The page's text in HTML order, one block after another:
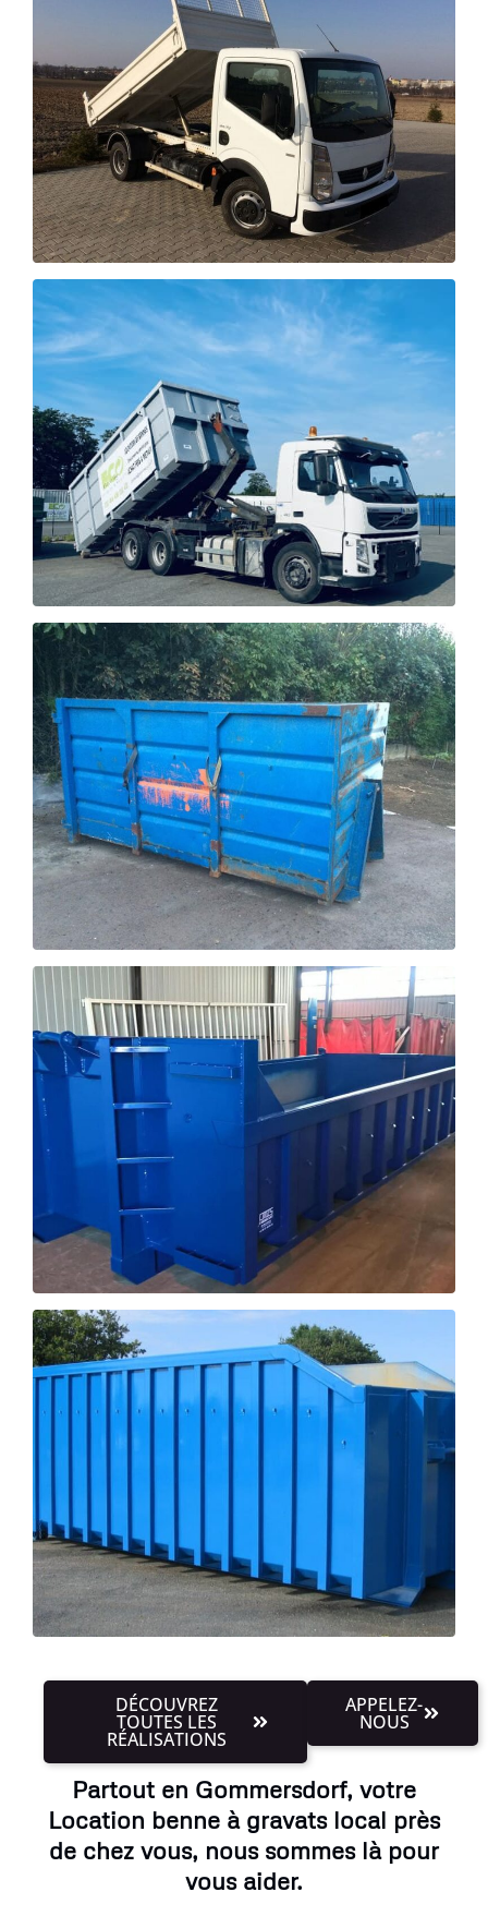
DÉCOUVREZ
TOUTES LES
RÉALISATIONS
APPELEZ-
NOUS
Partout en Gommersdorf, votre
Location benne à gravats local près
de chez vous, nous sommes là pour
vous aider.